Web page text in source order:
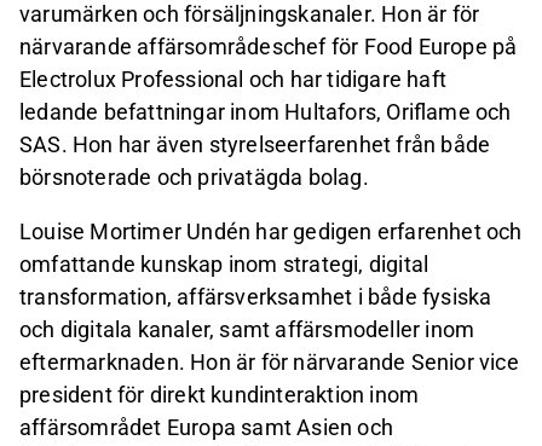
varumärken och försäljningskanaler. Hon är för
närvarande affärsområdeschef för Food Europe på
Electrolux Professional och har tidigare haft
ledande befattningar inom Hultafors, Oriflame och
SAS. Hon har även styrelseerfarenhet från både
börsnoterade och privatägda bolag.
Louise Mortimer Undén har gedigen erfarenhet och
omfattande kunskap inom strategi, digital
transformation, affärsverksamhet i både fysiska
och digitala kanaler, samt affärsmodeller inom
eftermarknaden. Hon är för närvarande Senior vice
president för direkt kundinteraktion inom
affärsområdet Europa samt Asien och